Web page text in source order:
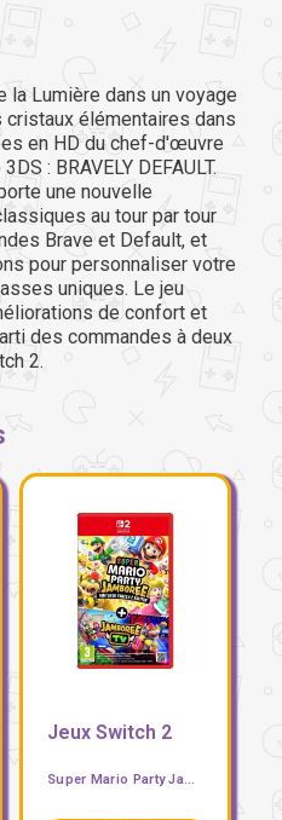
la Lumière dans un voyage
élémentaires dans
en HD du chef-d'œuvre
: BRAVELY DEFAULT.
une nouvelle
au tour par tour
Brave et Default, et
pour personnaliser votre
uniques. Le jeu
de confort et
des commandes à deux
2.
Jeux Switch 2
Super Mario Party Jamboree Nintendo Switch 2 Edition + Jamboree TV